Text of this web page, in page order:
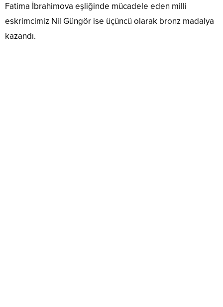
Fatima İbrahimova eşliğinde mücadele eden milli
eskrimcimiz Nil Güngör ise üçüncü olarak bronz madalya
kazandı.